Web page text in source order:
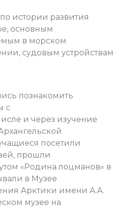
истории развития
основным
в морском
судовым устройствам
познакомить
с
и через изучение
посетили
прошли
«Родина лоцманов» в
в Музее
Арктики имени А.А.
музее на